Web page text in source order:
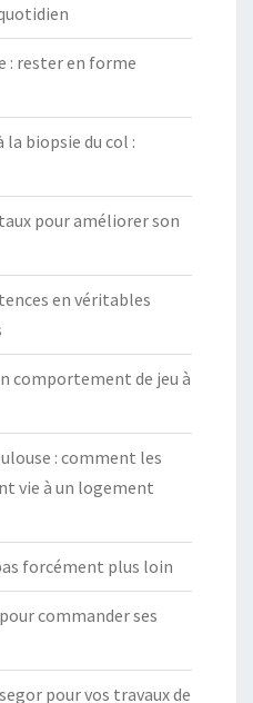
: rester en forme
la biopsie du col :
pour améliorer son
en véritables
comportement de jeu à
: comment les
vie à un logement
forcément plus loin
commander ses
pour vos travaux de